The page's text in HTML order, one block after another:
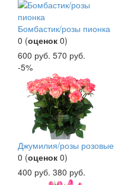
Бомбастик/розы пионка
0 (оценок 0)
600 руб. 570 руб.
-5%
Джумилия/розы розовые
0 (оценок 0)
400 руб. 380 руб.